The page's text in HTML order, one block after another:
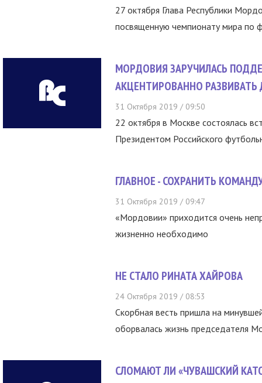
27 октября Глава Республики
посвященную чемпионату мира по
МОРДОВИЯ ЗАРУЧИЛАСЬ
АКЦЕНТИРОВАННО
31 Октября 2019 / 09:50
22 октября в Москве состоялась
Президентом Российского
ГЛАВНОЕ - СОХРАНИТЬ
31 Октября 2019 / 09:47
«Мордовии» приходится очень
жизненно необходимо
НЕ СТАЛО РИНАТА ХАЙРОВА
24 Октября 2019 / 08:53
Скорбная весть пришла на
оборвалась жизнь председателя
СЛОМАЮТ ЛИ «ЧУВАШСКИЙ